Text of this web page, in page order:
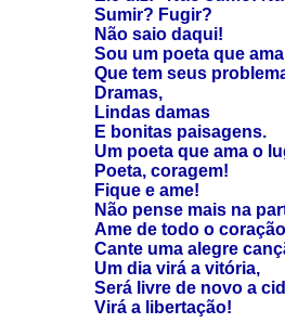
Sumir? Fugir?
Não saio daqui!
Sou um poeta que
Que tem seus
Dramas,
Lindas damas
E bonitas paisagens.
Um poeta que ama o
Poeta, coragem!
Fique e ame!
Não pense mais na
Ame de todo o
Cante uma alegre
Um dia virá a vitória,
Será livre de novo a
Virá a libertação!